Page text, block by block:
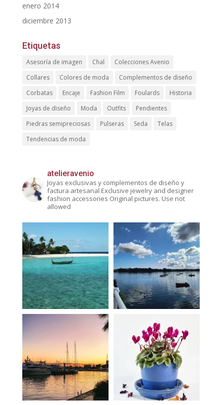
enero 2014
diciembre 2013
Etiquetas
Asesoría de imagen Chal
Colecciones Avenio
Collares
Colores de moda
Complementos de diseño
Corbatas
Encaje Fashion Film Foulards
Historia
Joyas de diseño
Moda Outfits
Pendientes
Piedras semipreciosas
Pulseras Seda
Telas
Tendencias de moda
atelieravenio
Joyas exclusivas y complementos de diseño y
factura artesanal Exclusive jewelry and designer
fashion accessories Original pictures. Use not
allowed